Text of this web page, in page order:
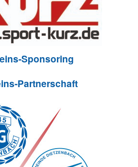
Sponsoring
Partnerschaft